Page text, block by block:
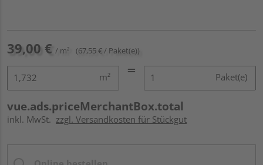
39,00 € / m² (67,55 € / Paket(e))
m² Paket(e)
vue.ads.priceMerchantBox.total
inkl. MwSt. zzgl. Versandkosten für Stückgut